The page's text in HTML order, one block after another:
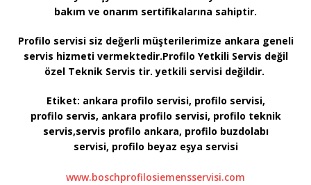
bakım ve onarım sertifikalarına sahiptir.
Profilo servisi siz değerli müşterilerimize ankara geneli
servis hizmeti vermektedir.Profilo Yetkili Servis değil
özel Teknik Servis tir. yetkili servisi değildir.
Etiket: ankara profilo servisi, profilo servisi,
profilo servis, ankara profilo servisi, profilo teknik
servis,servis profilo ankara, profilo buzdolabı
servisi, profilo beyaz eşya servisi
www.boschprofilosiemensservisi.com